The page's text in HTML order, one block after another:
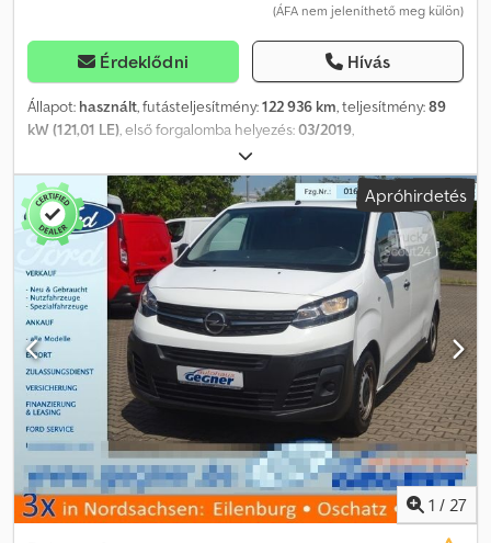
(ÁFA nem jeleníthető meg külön)
Érdeklődni Hívás
Állapot: használt, futásteljesítmény:122 936 km, teljesítmény:89
kW (121,01 LE), első forgalomba helyezés:03/2019,
, következő vizsga (TÜV):
üzemanyag:dízel, szín:fehér, kibocsátási osztály:Euro 6, Gyártási
év:2019, Felszereltség:ABS, elektronikus stabilitásprogram
(ESP), fedélzeti számítógép, immobilizerrendszer,
kipörgésgátló, ködlámpák, központi zár, légkondicionálás,
légzsák, tempomat, tolóajtó, utánfutó vonófej, * További 1500
járművet talál honlapunkon, lízing és finanszírozás akár önerő
nélkül is lehetséges! *Áraink azonnali készpénzes átvételre
vonatkoznak, azaz a kiegészítő munkák, mint például vonóhorog
utólagos beszerelése, második garnitúra gumiabroncs, szerviz,
garancia, gondtalan csomag stb. külön kerülnek felszámításra. *A
legnagyobb gondosság ellenére is előfordulhatnak hirdetési
hibák, ezért ezekért felelősséget nem vállalunk! Beviteli hibák,
időközbeni értékesítés és tévedés jogát fenntartjuk. A
felszereltségre és fogyasztásra vonatkozó adatok a VIN-adatok
DAT SilverDAT rendszerén keresztül történő lekérdezésén
alapulnak. A VIN-adatok nem képezik a szerződés részét.
Apróhirdetés
1 / 27